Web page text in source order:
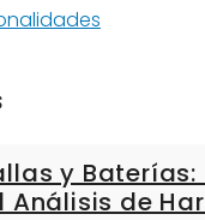
y
Análisis de